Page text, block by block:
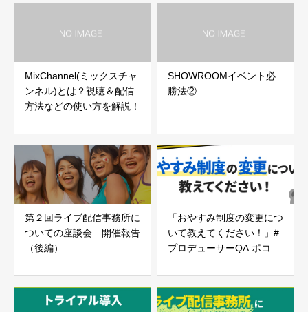
MixChannel(ミックスチャ
ンネル)とは？視聴＆配信
方法などの使い方を解説！
SHOWROOMイベント必
勝法②
第２回ライブ配信事務所に
ついての座談会 開催報告
（後編）
「おやすみ制度の変更につ
いて教えてください！」#
プロデューサーQA ポコフ
LINE相談 ライバー登録はこちら